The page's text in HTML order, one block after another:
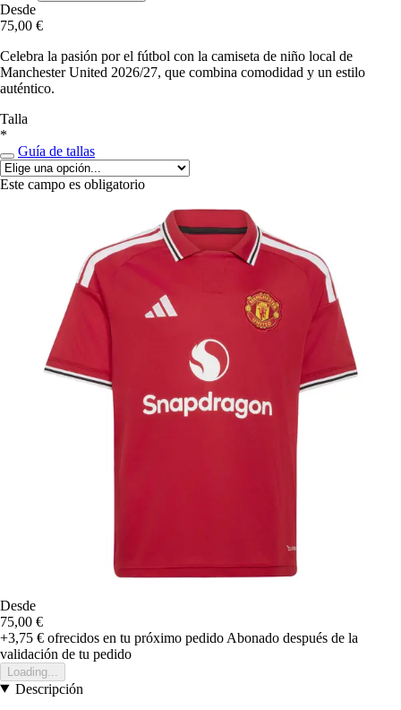
Desde
75,00 €
Celebra la pasión por el fútbol con la camiseta de niño local de
Manchester United 2026/27, que combina comodidad y un estilo
auténtico.
Talla
*
Guía de tallas
Este campo es obligatorio
Desde
75,00 €
+3,75 € ofrecidos en tu próximo pedido Abonado después de la
validación de tu pedido
Loading...
Descripción